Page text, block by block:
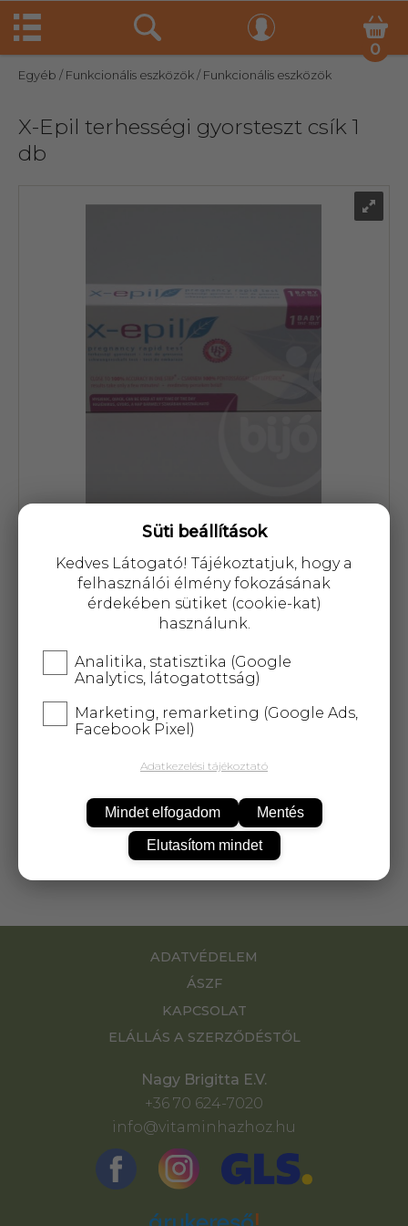
0
Egyéb / Funkcionális eszközök/ Funkcionális eszközök
X-Epil terhességi gyorsteszt csík 1
db
Cikkszám: 28663
549 Ft
Gyors és higiénikus. Csaknem 100%-os
pontossággal, azonnali eredmény. Használata
nem igényel egyéb eszközt.
ADATVÉDELEM
ÁSZF
KAPCSOLAT
ELÁLLÁS A SZERZŐDÉSTŐL
Nagy Brigitta E.V.
+36 70 624-7020
info@vitaminhazhoz.hu
Süti beállítások
Kedves Látogató! Tájékoztatjuk, hogy a
felhasználói élmény fokozásának
érdekében sütiket (cookie-kat)
használunk.
Analitika, statisztika (Google
Analytics, látogatottság)
Marketing, remarketing (Google Ads,
Facebook Pixel)
Adatkezelési tájékoztató
Mindet elfogadom Mentés
Elutasítom mindet